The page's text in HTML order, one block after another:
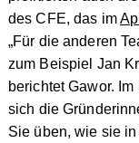
des CFE, das im
„Für die anderen
zum Beispiel Jan
berichtet Gawor.
sich die
Sie üben, wie sie